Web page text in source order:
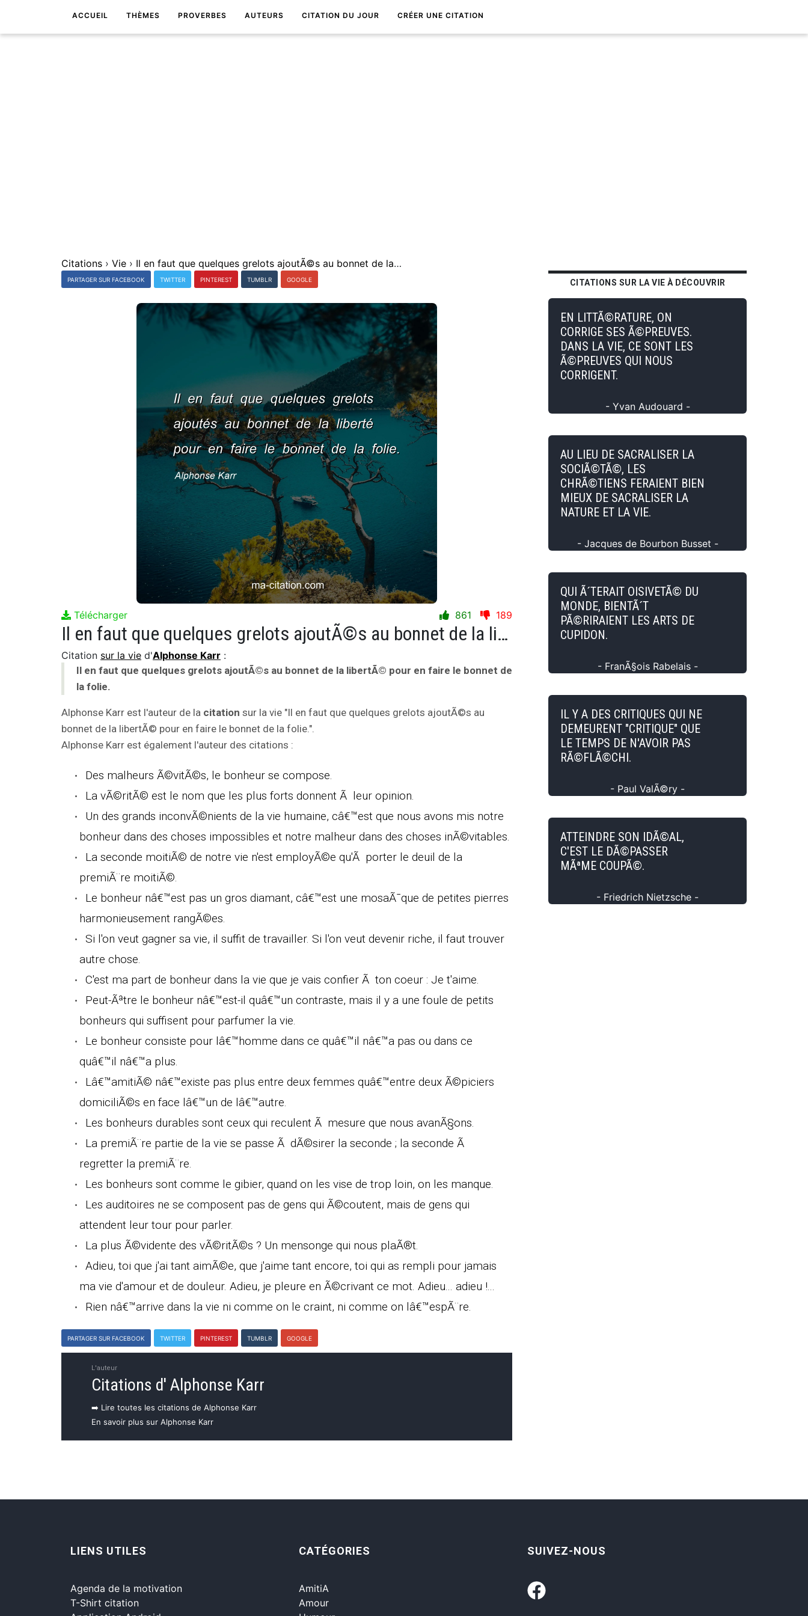
ACCUEIL THÈMES PROVERBES AUTEURS CITATION DU JOUR CRÉER UNE CITATION
Citations › Vie › Il en faut que quelques grelots ajoutÃ©s au bonnet de la libertÃ© pour en faire le bonnet de la folie.
PARTAGER SUR FACEBOOK TWITTER PINTEREST TUMBLR GOOGLE
Télécharger 861 189
Il en faut que quelques grelots ajoutÃ©s au bonnet de la libertÃ© pour en faire le bonnet de la folie.
Citation sur la vie d'Alphonse Karr :
Il en faut que quelques grelots ajoutÃ©s au bonnet de la libertÃ© pour en faire le bonnet de
la folie.
Alphonse Karr est l'auteur de la citation sur la vie "Il en faut que quelques grelots ajoutÃ©s au
bonnet de la libertÃ© pour en faire le bonnet de la folie.".
Alphonse Karr est également l'auteur des citations :
Des malheurs Ã©vitÃ©s, le bonheur se compose.
La vÃ©ritÃ© est le nom que les plus forts donnent Ã leur opinion.
Un des grands inconvÃ©nients de la vie humaine, câ€™est que nous avons mis notre
bonheur dans des choses impossibles et notre malheur dans des choses inÃ©vitables.
La seconde moitiÃ© de notre vie n'est employÃ©e qu'Ã porter le deuil de la
premiÃ¨re moitiÃ©.
Le bonheur nâ€™est pas un gros diamant, câ€™est une mosaÃ¯que de petites pierres
harmonieusement rangÃ©es.
Si l'on veut gagner sa vie, il suffit de travailler. Si l'on veut devenir riche, il faut trouver
autre chose.
C'est ma part de bonheur dans la vie que je vais confier Ã ton coeur : Je t'aime.
Peut-Ãªtre le bonheur nâ€™est-il quâ€™un contraste, mais il y a une foule de petits
bonheurs qui suffisent pour parfumer la vie.
Le bonheur consiste pour lâ€™homme dans ce quâ€™il nâ€™a pas ou dans ce
quâ€™il nâ€™a plus.
Lâ€™amitiÃ© nâ€™existe pas plus entre deux femmes quâ€™entre deux Ã©piciers
domiciliÃ©s en face lâ€™un de lâ€™autre.
Les bonheurs durables sont ceux qui reculent Ã mesure que nous avanÃ§ons.
La premiÃ¨re partie de la vie se passe Ã dÃ©sirer la seconde ; la seconde Ã
regretter la premiÃ¨re.
Les bonheurs sont comme le gibier, quand on les vise de trop loin, on les manque.
Les auditoires ne se composent pas de gens qui Ã©coutent, mais de gens qui
attendent leur tour pour parler.
La plus Ã©vidente des vÃ©ritÃ©s ? Un mensonge qui nous plaÃ®t.
Adieu, toi que j'ai tant aimÃ©e, que j'aime tant encore, toi qui as rempli pour jamais
ma vie d'amour et de douleur. Adieu, je pleure en Ã©crivant ce mot. Adieu... adieu !...
Rien nâ€™arrive dans la vie ni comme on le craint, ni comme on lâ€™espÃ¨re.
PARTAGER SUR FACEBOOK TWITTER PINTEREST TUMBLR GOOGLE
L'auteur
Citations d' Alphonse Karr
➡️ Lire toutes les citations de Alphonse Karr
En savoir plus sur Alphonse Karr
CITATIONS SUR LA VIE À DÉCOUVRIR
EN LITTÃ©RATURE, ON
CORRIGE SES Ã©PREUVES.
DANS LA VIE, CE SONT LES
Ã©PREUVES QUI NOUS
CORRIGENT.
- Yvan Audouard -
AU LIEU DE SACRALISER LA
SOCIÃ©TÃ©, LES
CHRÃ©TIENS FERAIENT BIEN
MIEUX DE SACRALISER LA
NATURE ET LA VIE.
- Jacques de Bourbon Busset -
QUI Ã´TERAIT OISIVETÃ© DU
MONDE, BIENTÃ´T
PÃ©RIRAIENT LES ARTS DE
CUPIDON.
- FranÃ§ois Rabelais -
IL Y A DES CRITIQUES QUI NE
DEMEURENT "CRITIQUE" QUE
LE TEMPS DE N'AVOIR PAS
RÃ©FLÃ©CHI.
- Paul ValÃ©ry -
ATTEINDRE SON IDÃ©AL,
C'EST LE DÃ©PASSER
MÃªME COUPÃ©.
- Friedrich Nietzsche -
LIENS UTILES
Agenda de la motivation
T-Shirt citation
CATÉGORIES
AmitiA
Amour
SUIVEZ-NOUS